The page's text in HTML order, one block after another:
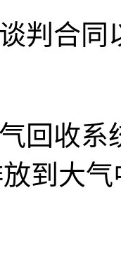
判合
回收系
到大气